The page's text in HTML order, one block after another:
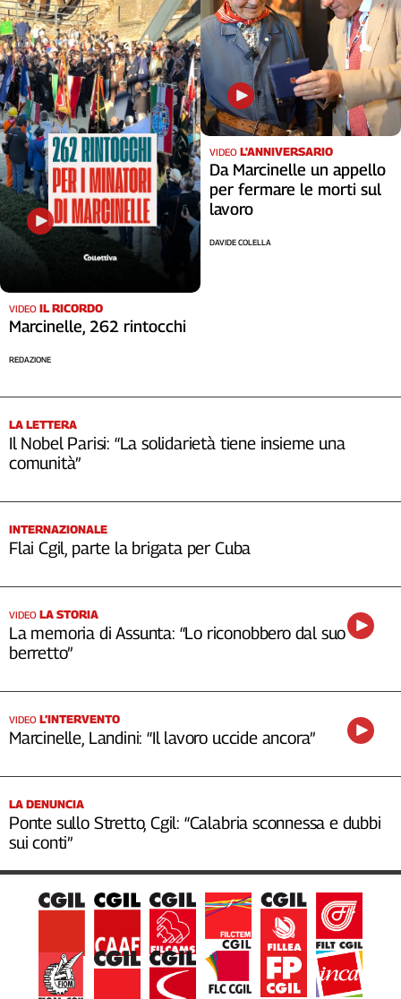
Umbria
Valle
D'Aosta
Veneto
Archivio
Storico
1955-
2014
Cerca
La
redazione
Newsletter
Social
VIDEO IL RICORDO
Marcinelle, 262 rintocchi
REDAZIONE
VIDEO L'ANNIVERSARIO
Da Marcinelle un appello
per fermare le morti sul
lavoro
DAVIDE COLELLA
LA LETTERA
Il Nobel Parisi: “La solidarietà tiene insieme una
comunità”
INTERNAZIONALE
Flai Cgil, parte la brigata per Cuba
VIDEO LA STORIA
La memoria di Assunta: “Lo riconobbero dal suo
berretto”
VIDEO L’INTERVENTO
Marcinelle, Landini: “Il lavoro uccide ancora”
LA DENUNCIA
Ponte sullo Stretto, Cgil: “Calabria sconnessa e dubbi
sui conti”